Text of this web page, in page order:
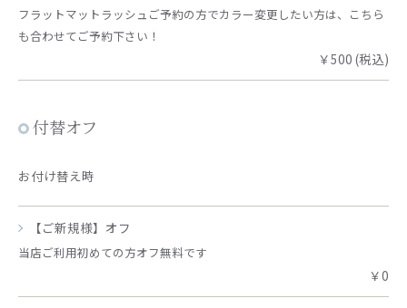
フラットマットラッシュご予約の方でカラー変更したい方は、こちら
も合わせてご予約下さい！
￥500 (税込)
付替オフ
お付け替え時
【ご新規様】オフ
当店ご利用初めての方オフ無料です
￥0